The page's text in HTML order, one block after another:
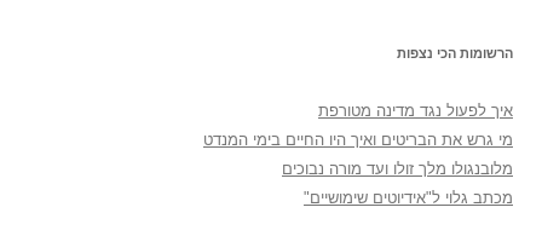
הרשומות הכי נצפות
איך לפעול נגד מדינה מטורפת
מי גרש את הבריטים ואיך היו החיים בימי המנדט
מלובנגולו מלך זולו ועד מורה נבוכים
מכתב גלוי ל"אידיוטים שימושיים"